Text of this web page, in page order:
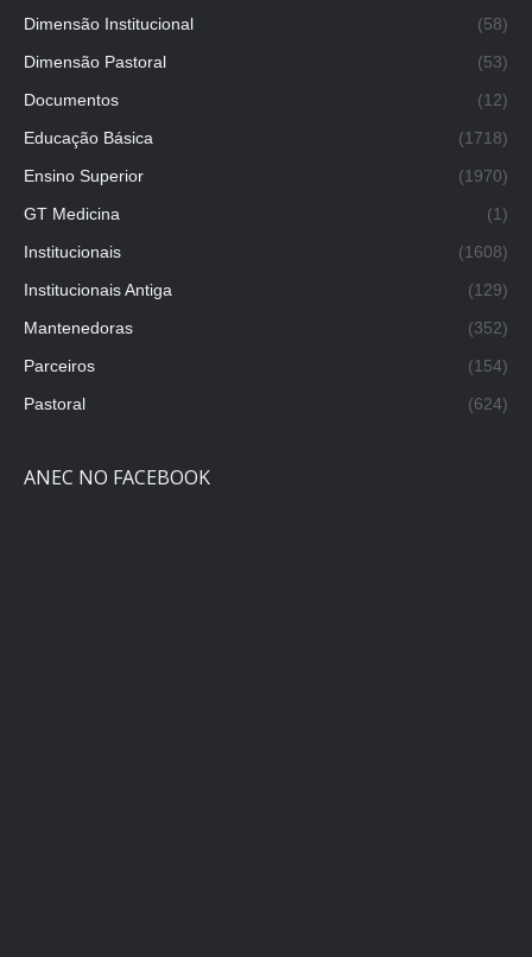
Dimensão Institucional
(58)
Dimensão Pastoral
(53)
Documentos
(12)
Educação Básica
(1718)
Ensino Superior
(1970)
GT Medicina
(1)
Institucionais
(1608)
Institucionais Antiga
(129)
Mantenedoras
(352)
Parceiros
(154)
Pastoral
(624)
ANEC NO FACEBOOK